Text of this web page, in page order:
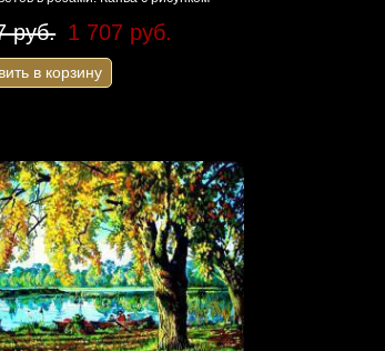
см.руб. 1 707 руб.
в корзину